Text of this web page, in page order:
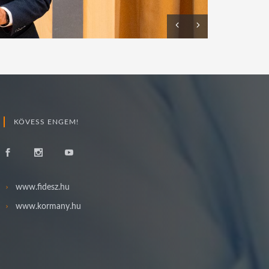
KÖVESS ENGEM!
www.fidesz.hu
www.kormany.hu